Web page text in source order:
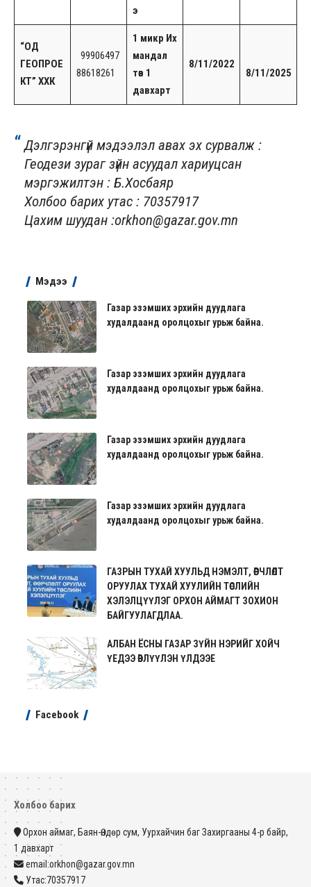
э
“ОД
ГЕОПРОЕ
КТ” ХХК
99906497
88618261
1 микр Их
мандал
төв 1
давхарт
8/11/2022
8/11/2025
Дэлгэрэнгүй мэдээлэл авах эх сурвалж :
Геодези зураг зүйн асуудал хариуцсан
мэргэжилтэн : Б.Хосбаяр
Холбоо барих утас : 70357917
Цахим шуудан :orkhon@gazar.gov.mn
Мэдээ
Газар эзэмших эрхийн дуудлага
худалдаанд оролцохыг урьж байна.
Газар эзэмших эрхийн дуудлага
худалдаанд оролцохыг урьж байна.
Газар эзэмших эрхийн дуудлага
худалдаанд оролцохыг урьж байна.
Газар эзэмших эрхийн дуудлага
худалдаанд оролцохыг урьж байна.
ГАЗРЫН ТУХАЙ ХУУЛЬД НЭМЭЛТ, ӨӨРЧЛӨЛТ
ОРУУЛАХ ТУХАЙ ХУУЛИЙН ТӨСЛИЙН
ХЭЛЭЛЦҮҮЛЭГ ОРХОН АЙМАГТ ЗОХИОН
БАЙГУУЛАГДЛАА.
АЛБАН ЁСНЫ ГАЗАР ЗҮЙН НЭРИЙГ ХОЙЧ
ҮЕДЭЭ ӨВЛҮҮЛЭН ҮЛДЭЭЕ
Facebook
Холбоо барих
Орхон аймаг, Баян-Өндөр сум, Уурхайчин баг Захиргааны 4-р байр,
1 давхарт
email:orkhon@gazar.gov.mn
Утас:70357917